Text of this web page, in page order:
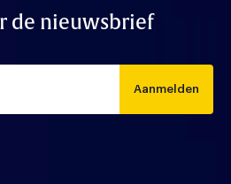
de nieuwsbrief
Aanmelden